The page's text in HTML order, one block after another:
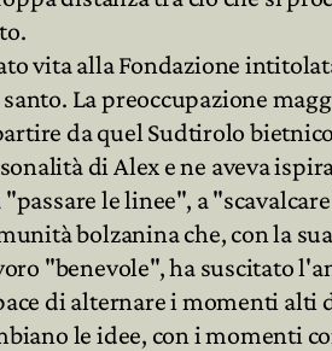
vita alla Fondazione
La preoccupazione
da quel Sudtirolo
di Alex e ne aveva
le linee", a
bolzanina che, con la
"benevole", ha suscitato
di alternare i momenti alti
le idee, con i momenti